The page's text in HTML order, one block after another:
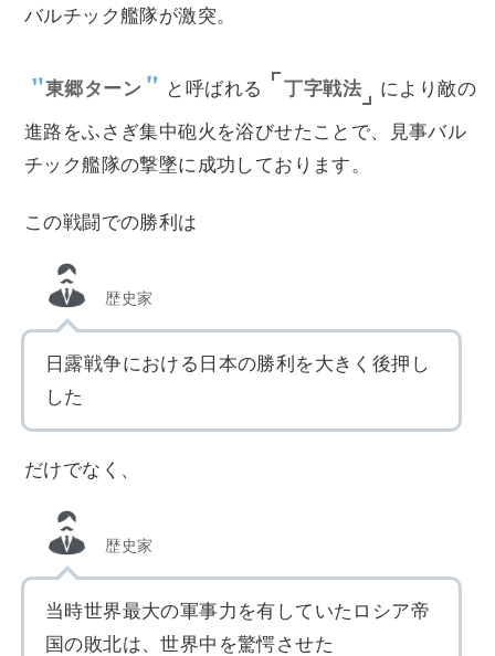
バルチック艦隊が激突。
東郷ターン と呼ばれる 丁字戦法 により敵の
進路をふさぎ集中砲火を浴びせたことで、見事バル
チック艦隊の撃墜に成功しております。
この戦闘での勝利は
歴史家
日露戦争における日本の勝利を大きく後押し
した
だけでなく、
歴史家
当時世界最大の軍事力を有していたロシア帝
国の敗北は、世界中を驚愕させた